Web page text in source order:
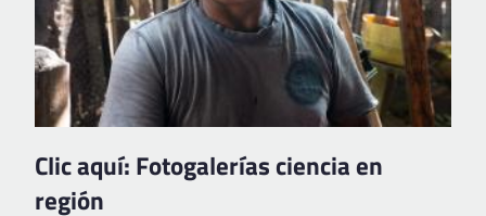
Clic aquí: Fotogalerías ciencia en
región